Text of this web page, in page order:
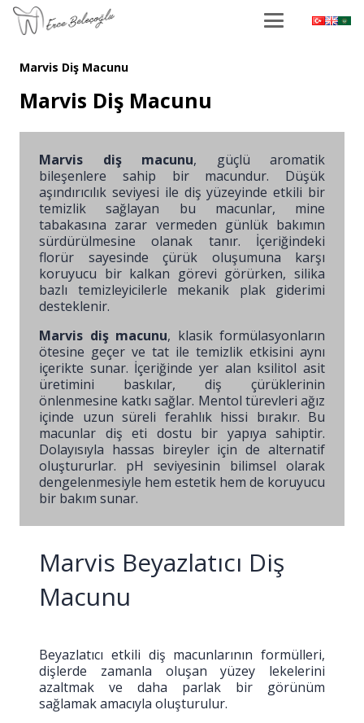
Marvis Diş Macunu
Marvis Diş Macunu
Marvis diş macunu, güçlü aromatik
bileşenlere sahip bir macundur. Düşük
aşındırıcılık seviyesi ile diş yüzeyinde etkili bir
temizlik sağlayan bu macunlar, mine
tabakasına zarar vermeden günlük bakımın
sürdürülmesine olanak tanır. İçeriğindeki
florür sayesinde çürük oluşumuna karşı
koruyucu bir kalkan görevi görürken, silika
bazlı temizleyicilerle mekanik plak giderimi
desteklenir.
Marvis diş macunu, klasik formülasyonların
ötesine geçer ve tat ile temizlik etkisini aynı
içerikte sunar. İçeriğinde yer alan ksilitol asit
üretimini baskılar, diş çürüklerinin
önlenmesine katkı sağlar. Mentol türevleri ağız
içinde uzun süreli ferahlık hissi bırakır. Bu
macunlar diş eti dostu bir yapıya sahiptir.
Dolayısıyla hassas bireyler için de alternatif
oluştururlar. pH seviyesinin bilimsel olarak
dengelenmesiyle hem estetik hem de koruyucu
bir bakım sunar.
Marvis Beyazlatıcı Diş
Macunu
Beyazlatıcı etkili diş macunlarının formülleri,
dişlerde zamanla oluşan yüzey lekelerini
azaltmak ve daha parlak bir görünüm
sağlamak amacıyla oluşturulur.